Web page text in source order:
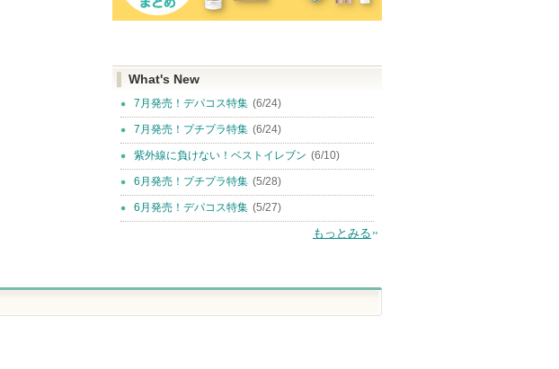
What's New
7月発売！デパコス特集 (6/24)
7月発売！プチプラ特集 (6/24)
紫外線に負けない！ベストイレブン (6/10)
6月発売！プチプラ特集 (5/28)
6月発売！デパコス特集 (5/27)
もっとみる